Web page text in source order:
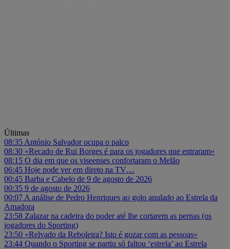
Últimas
08:35 António Salvador ocupa o palco
08:30 «Recado de Rui Borges é para os jogadores que entraram»
08:15 O dia em que os viseenses confortaram o Melão
06:45 Hoje pode ver em direto na TV…
00:45 Barba e Cabelo de 9 de agosto de 2026
00:35 9 de agosto de 2026
00:07 A análise de Pedro Henriques ao golo anulado ao Estrela da
Amadora
23:58 Zalazar na cadeira do poder até lhe cortarem as pernas (os
jogadores do Sporting)
23:50 «Relvado da Reboleira? Isto é gozar com as pessoas»
23:44 Quando o Sporting se partiu só faltou ‘estrela’ ao Estrela